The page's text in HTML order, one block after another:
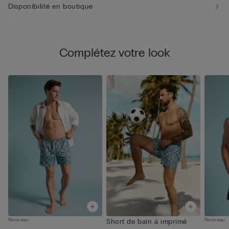
Disponibilité en boutique
Complétez votre look
Nouveau
Short de bain à imprimé
Nouveau